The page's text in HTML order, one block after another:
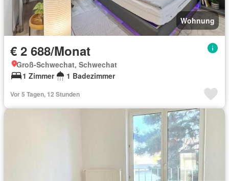
Wohnung
€ 2 688/Monat
Groß-Schwechat, Schwechat
1 Zimmer
1 Badezimmer
Vor 5 Tagen, 12 Stunden